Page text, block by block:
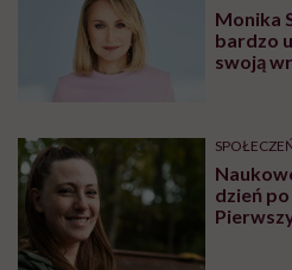
Agata Baranowska / fot. archwium prywatne